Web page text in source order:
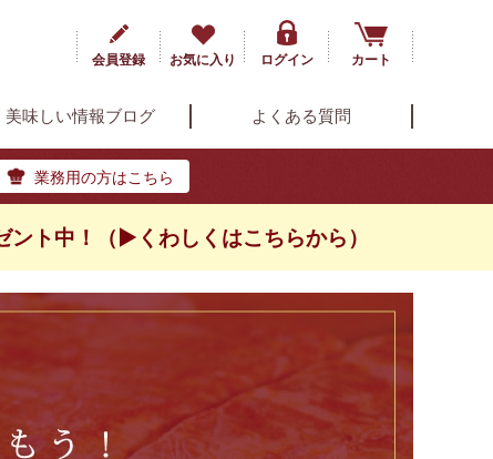
会員登録 お気に入り ログイン カート
美味しい情報ブログ よくある質問
業務用の方はこちら
ント中！（▶くわしくはこちらから）